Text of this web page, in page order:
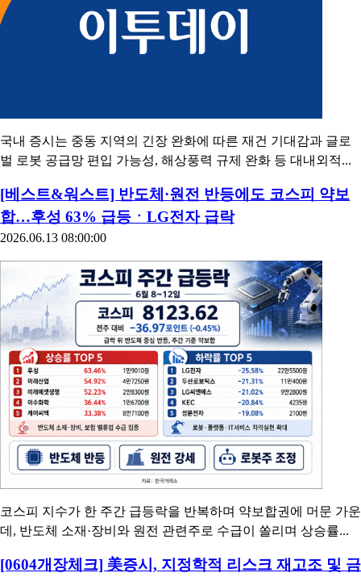
국내 증시는 중동 지역의 긴장 완화에 따른 재건 기대감과 글로
벌 로봇 공급망 편입 가능성, 해상풍력 규제 완화 등 대내외적...
[베스트&워스트] 반도체·원전 반등에도 코스피 약보
합…후성 63% 급등ㆍLG전자 급락
2026.06.13 08:00:00
코스피 지수가 한 주간 급등락을 반복하며 약보합권에 머문 가운
데, 반도체 소재·장비와 원전 관련주로 수급이 쏠리며 상승률...
[0604개장체크] 美증시, 지정학적 리스크 재고조 및 금